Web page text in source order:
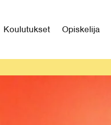
Koulutukset Opiskelija